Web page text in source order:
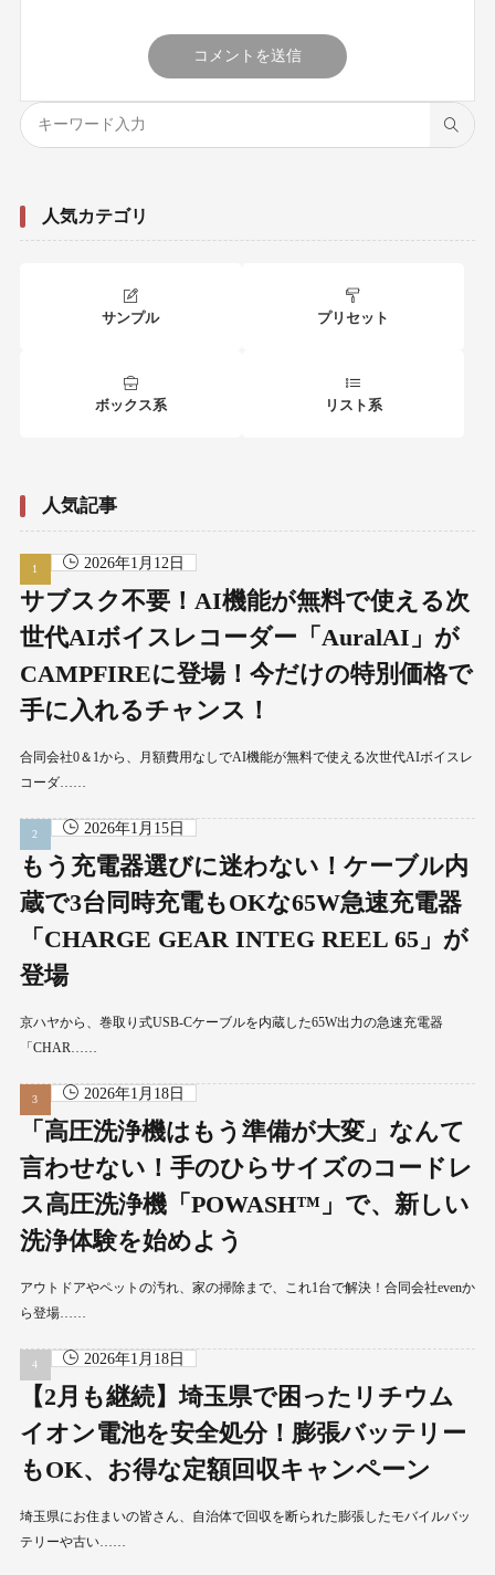
人気カテゴリ
サンプル プリセット
ボックス系 リスト系
人気記事
2026年1月12日
サブスク不要！AI機能が無料で使える次
世代AIボイスレコーダー「AuralAI」が
CAMPFIREに登場！今だけの特別価格で
手に入れるチャンス！
合同会社0＆1から、月額費用なしでAI機能が無料で使える次世代AIボイスレ
コーダ……
2026年1月15日
もう充電器選びに迷わない！ケーブル内
蔵で3台同時充電もOKな65W急速充電器
「CHARGE GEAR INTEG REEL 65」が
登場
京ハヤから、巻取り式USB-Cケーブルを内蔵した65W出力の急速充電器
「CHAR……
2026年1月18日
「高圧洗浄機はもう準備が大変」なんて
言わせない！手のひらサイズのコードレ
ス高圧洗浄機「POWASH™」で、新しい
洗浄体験を始めよう
アウトドアやペットの汚れ、家の掃除まで、これ1台で解決！合同会社evenか
ら登場……
2026年1月18日
【2月も継続】埼玉県で困ったリチウム
イオン電池を安全処分！膨張バッテリー
もOK、お得な定額回収キャンペーン
埼玉県にお住まいの皆さん、自治体で回収を断られた膨張したモバイルバッ
テリーや古い……